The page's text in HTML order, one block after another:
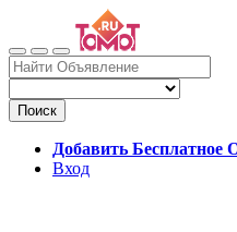
Поиск
Добавить Бесплатное
Вход